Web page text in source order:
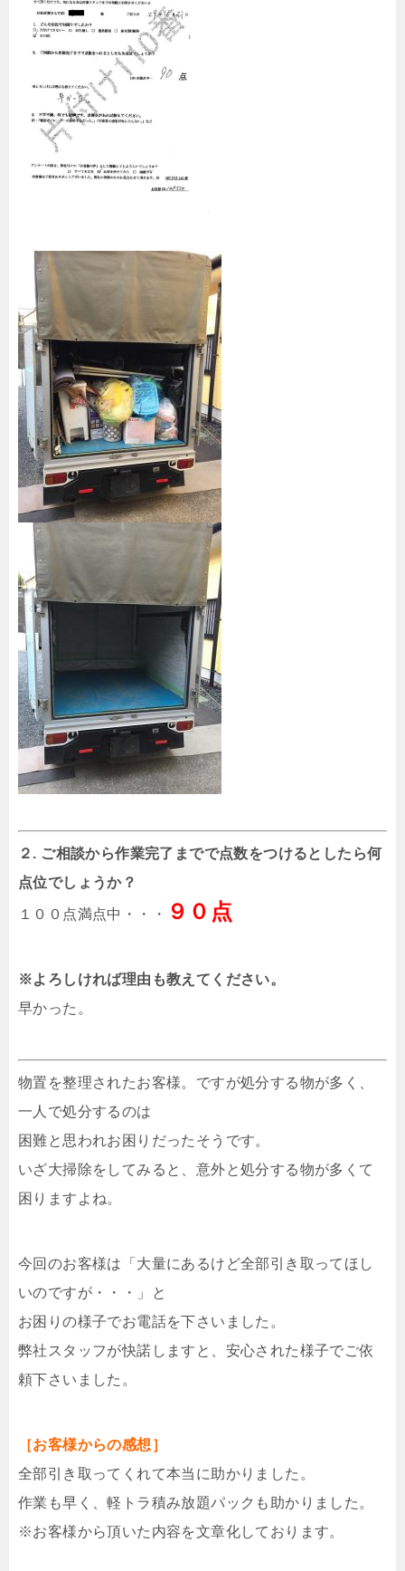
２. ご相談から作業完了までで点数をつけるとしたら何
点位でしょうか？
１００点満点中・・・ ９０点
※よろしければ理由も教えてください。
早かった。
物置を整理されたお客様。ですが処分する物が多く、
一人で処分するのは
困難と思われお困りだったそうです。
いざ大掃除をしてみると、意外と処分する物が多くて
困りますよね。
今回のお客様は「大量にあるけど全部引き取ってほし
いのですが・・・」と
お困りの様子でお電話を下さいました。
弊社スタッフが快諾しますと、安心された様子でご依
頼下さいました。
［お客様からの感想］
全部引き取ってくれて本当に助かりました。
作業も早く、軽トラ積み放題パックも助かりました。
※お客様から頂いた内容を文章化しております。